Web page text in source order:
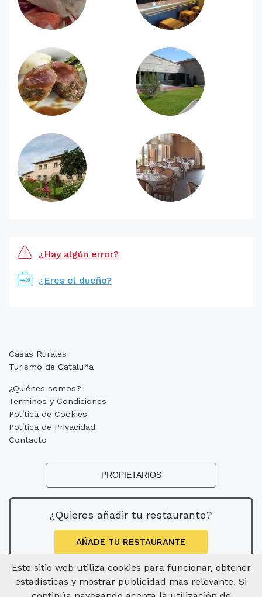
¿Hay algún error?
¿Eres el dueño?
Casas Rurales
Turismo de Cataluña
¿Quiénes somos?
Términos y Condiciones
Política de Cookies
Política de Privacidad
Contacto
PROPIETARIOS
¿Quieres añadir tu restaurante?
AÑADE TU RESTAURANTE
Este sitio web utiliza cookies para funcionar, obtener
estadísticas y mostrar publicidad más relevante. Si